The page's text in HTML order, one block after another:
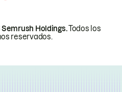
Semrush Holdings.Todos los
reservados.